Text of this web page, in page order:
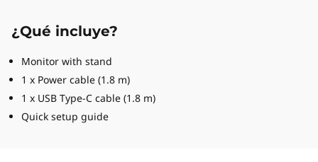
¿Qué incluye?
Monitor with stand
1 x Power cable (1.8 m)
1 x USB Type-C cable (1.8 m)
Quick setup guide